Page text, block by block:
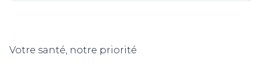
Votre santé, notre priorité